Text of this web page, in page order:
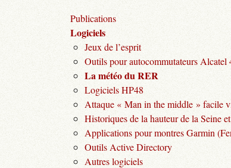
Publications
Logiciels
Jeux de l’esprit
Outils pour autocommutateurs Alcatel
La météo du RER
Logiciels HP48
Attaque « Man in the middle » facile
Historiques de la hauteur de la Seine
Applications pour montres Garmin
Outils Active Directory
Autres logiciels